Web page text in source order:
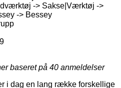
-> Sakse|Værktøj ->
-> Bessey
baseret på 40 anmeldelser
i dag en lang række forskellige